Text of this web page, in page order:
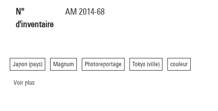
N°
d'inventaire
AM 2014-68
Japon (pays) Magnum Photoreportage Tokyo (ville) couleur
Voir plus